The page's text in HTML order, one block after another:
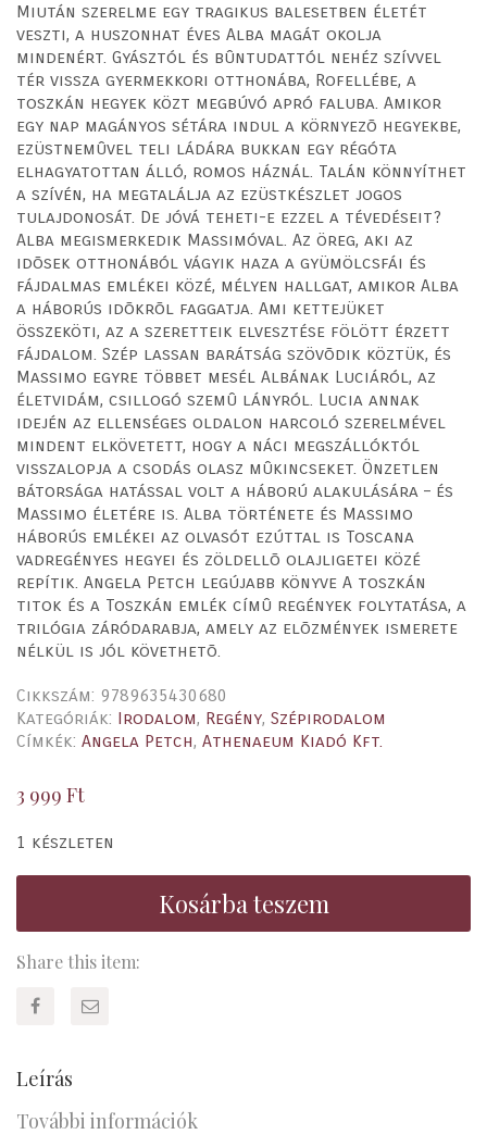
Miután szerelme egy tragikus balesetben életét
veszti, a huszonhat éves Alba magát okolja
mindenért. Gyásztól és bûntudattól nehéz szívvel
tér vissza gyermekkori otthonába, Rofellébe, a
toszkán hegyek közt megbúvó apró faluba. Amikor
egy nap magányos sétára indul a környezõ hegyekbe,
ezüstnemûvel teli ládára bukkan egy régóta
elhagyatottan álló, romos háznál. Talán könnyíthet
a szívén, ha megtalálja az ezüstkészlet jogos
tulajdonosát. De jóvá teheti-e ezzel a tévedéseit?
Alba megismerkedik Massimóval. Az öreg, aki az
idõsek otthonából vágyik haza a gyümölcsfái és
fájdalmas emlékei közé, mélyen hallgat, amikor Alba
a háborús idõkrõl faggatja. Ami kettejüket
összeköti, az a szeretteik elvesztése fölött érzett
fájdalom. Szép lassan barátság szövõdik köztük, és
Massimo egyre többet mesél Albának Luciáról, az
életvidám, csillogó szemû lányról. Lucia annak
idején az ellenséges oldalon harcoló szerelmével
mindent elkövetett, hogy a náci megszállóktól
visszalopja a csodás olasz mûkincseket. Önzetlen
bátorsága hatással volt a háború alakulására – és
Massimo életére is. Alba története és Massimo
háborús emlékei az olvasót ezúttal is Toscana
vadregényes hegyei és zöldellõ olajligetei közé
repítik. Angela Petch legújabb könyve A toszkán
titok és a Toszkán emlék címû regények folytatása, a
trilógia záródarabja, amely az elõzmények ismerete
nélkül is jól követhetõ.
Cikkszám: 9789635430680
Kategóriák: Irodalom, Regény, Szépirodalom
Címkék: Angela Petch, Athenaeum Kiadó Kft.
3 999 Ft
1 készleten
Kosárba teszem
Share this item:
Leírás
További információk